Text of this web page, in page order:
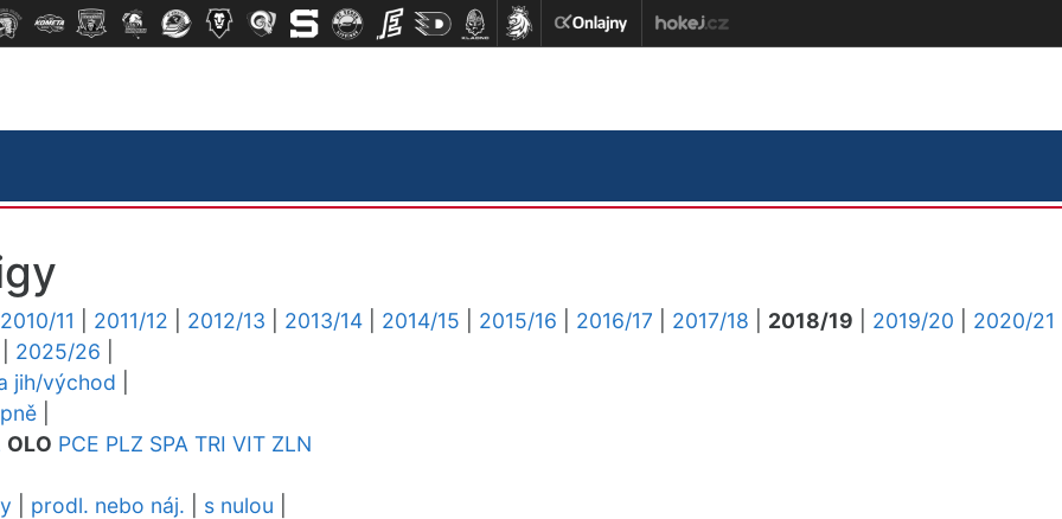
2010/11 2011/12 2012/13 2013/14 2014/15 2015/16 2016/17 2017/18 2018/19 2019/20
2020/21
2025/26
jih/východ
OLO PCE PLZ SPA TRI VIT ZLN
prodl. nebo náj. s nulou